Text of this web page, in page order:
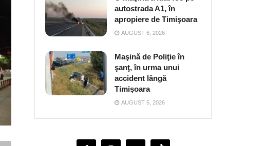
autostrada A1, în
apropiere de Timişoara
AUGUST 6, 2026
Maşină de Poliţie în
şanţ, în urma unui
accident lângă
Timişoara
AUGUST 5, 2026